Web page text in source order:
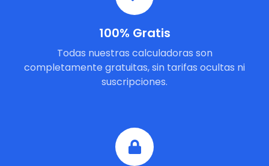
100% Gratis
Todas nuestras calculadoras son
completamente gratuitas, sin tarifas ocultas ni
suscripciones.